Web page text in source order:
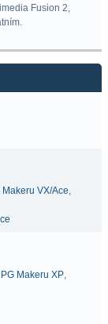
Fusion 2,
VX/Ace,
Makeru XP,